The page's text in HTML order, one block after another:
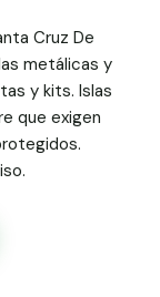
Cruz De
metálicas y
y kits. Islas
que exigen